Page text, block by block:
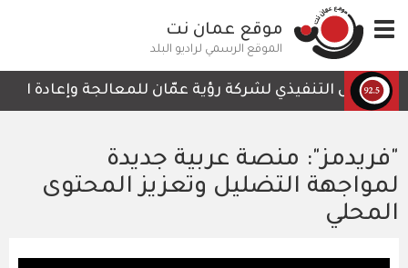
إلى
المحتوى
الرئيسي
Toggle
navigation
موقع عمان نت
الموقع الرسمي لراديو البلد
الرئيس التنفيذي لشركة رؤية عمّان للمعالجة وإعادة
"فريدمز": منصة عربية جديدة
لمواجهة التضليل وتعزيز المحتوى
المحلي